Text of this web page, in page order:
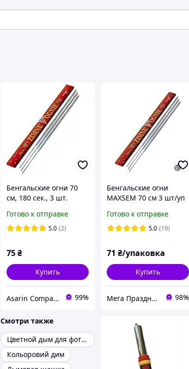
Бенгальские огни 70
см, 180 сек., 3 шт.
свадьбы
Готово к отправке
5.0 (2)
75₴
Купить
Asarin Company 99%
Бенгальские огни
MAXSEM 70 см 3 шт/уп
Готово к отправке
5.0 (19)
71 ₴/упаковка
Купить
Мега Праздник – магазин аксессуаров для праздника и все для оформления воздушными шарами ОПТ. 98%
Смотри также
Цветной дым для фотосессий
Кольоровий дим